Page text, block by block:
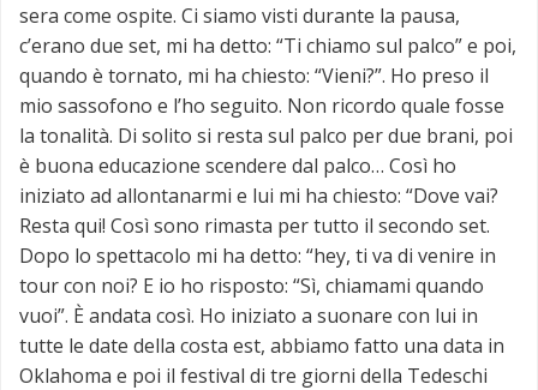
sera come ospite. Ci siamo visti durante la pausa,
c’erano due set, mi ha detto: “Ti chiamo sul palco” e poi,
quando è tornato, mi ha chiesto: “Vieni?”. Ho preso il
mio sassofono e l’ho seguito. Non ricordo quale fosse
la tonalità. Di solito si resta sul palco per due brani, poi
è buona educazione scendere dal palco… Così ho
iniziato ad allontanarmi e lui mi ha chiesto: “Dove vai?
Resta qui! Così sono rimasta per tutto il secondo set.
Dopo lo spettacolo mi ha detto: “hey, ti va di venire in
tour con noi? E io ho risposto: “Sì, chiamami quando
vuoi”. È andata così. Ho iniziato a suonare con lui in
tutte le date della costa est, abbiamo fatto una data in
Oklahoma e poi il festival di tre giorni della Tedeschi